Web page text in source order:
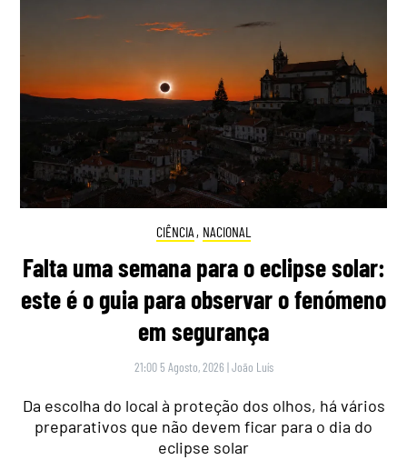
CIÊNCIA , NACIONAL
Falta uma semana para o eclipse solar:
este é o guia para observar o fenómeno
em segurança
21:00 5 Agosto, 2026 |João Luís
Da escolha do local à proteção dos olhos, há vários
preparativos que não devem ficar para o dia do
eclipse solar